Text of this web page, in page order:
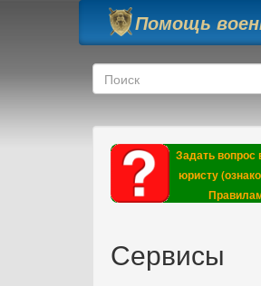
Перейти к основному содержанию
Помощь
Форма
Поиск
Задать вопрос
юристу
Сервисы